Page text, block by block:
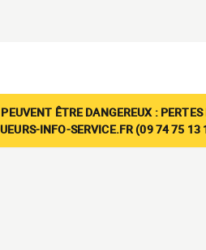
ÊTRE DANGEREUX :
INFO-SERVICE.FR (09 74 75